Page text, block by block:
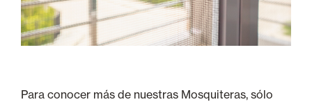
Para conocer más de nuestras Mosquiteras, sólo